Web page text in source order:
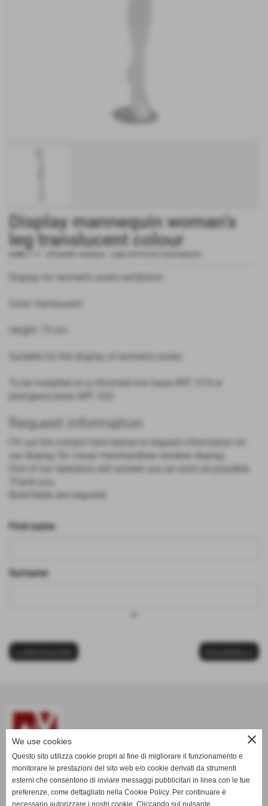
Display mannequin woman's
leg translucent colour
Display for women's socks exhibition
Color: translucent
Height: 75 cm
Suitable for the display of women's socks
To be installed on a chromed iron base ART. 019 or
plexiglass base ART. 020
Request information
Fill out the contact form below to request information on
our display for visual merchandiser window display.
One of our operators will answer you as soon as possible.
Thank you.
Bold fields are required.
First name
Surname
www.aevitaliadisplay.com
close
We use cookies
Questo sito utilizza cookie propri al fine di migliorare il funzionamento e
monitorare le prestazioni del sito web e/o cookie derivati da strumenti
esterni che consentono di inviare messaggi pubblicitari in linea con le tue
preferenze, come dettagliato nella Cookie Policy. Per continuare è
necessario autorizzare i nostri cookie. Cliccando sul pulsante